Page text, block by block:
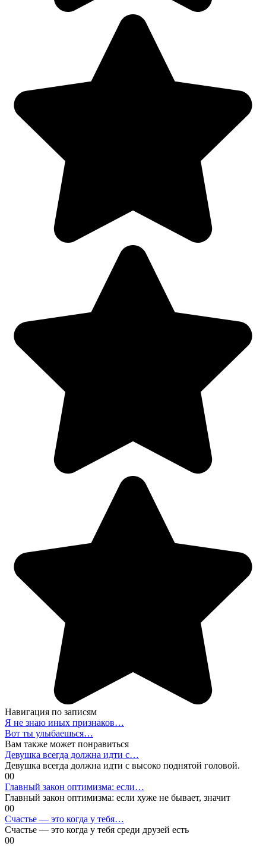
Навигация по записям
Я не знаю иных признаков…
Вот ты улыбаешься…
Вам также может понравиться
Девушка всегда должна идти с…
Девушка всегда должна идти с высоко поднятой головой.
00
Главный закон оптимизма: если…
Главный закон оптимизма: если хуже не бывает, значит
00
Счастье — это когда у тебя…
Счастье — это когда у тебя среди друзей есть
00